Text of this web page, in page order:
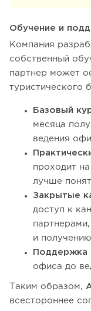
Обучение и
Компания
собственный
партнер может
туристического
Базовый
месяца
ведения
проходит
лучше
Закрытые
доступ к
и
Поддержка
офиса до
Таким образом,
всестороннее